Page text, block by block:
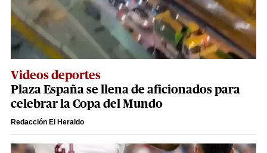
Videos deportes
Plaza España se llena de aficionados para
celebrar la Copa del Mundo
Redacción El Heraldo